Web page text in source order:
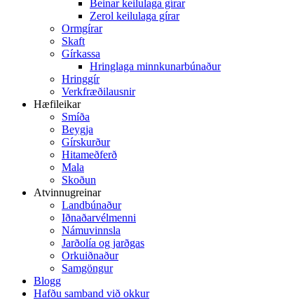
Beinar keilulaga gírar
Zerol keilulaga gírar
Ormgírar
Skaft
Gírkassa
Hringlaga minnkunarbúnaður
Hringgír
Verkfræðilausnir
Hæfileikar
Smíða
Beygja
Gírskurður
Hitameðferð
Mala
Skoðun
Atvinnugreinar
Landbúnaður
Iðnaðarvélmenni
Námuvinnsla
Jarðolía og jarðgas
Orkuiðnaður
Samgöngur
Blogg
Hafðu samband við okkur